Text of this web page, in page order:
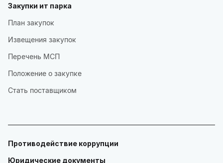
Закупки ит парка
План закупок
Извещения закупок
Перечень МСП
Положение о закупке
Стать поставщиком
Противодействие коррупции
Юридические документы